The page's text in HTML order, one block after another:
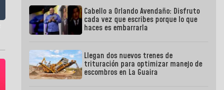
Cabello a Orlando Avendaño: Disfruto
cada vez que escribes porque lo que
haces es embarrarla
Llegan dos nuevos trenes de
trituración para optimizar manejo de
escombros en La Guaira